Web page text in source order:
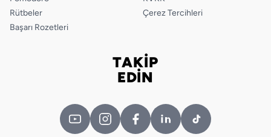
Rütbeler
Başarı Rozetleri
Çerez Tercihleri
TAKİP
EDİN